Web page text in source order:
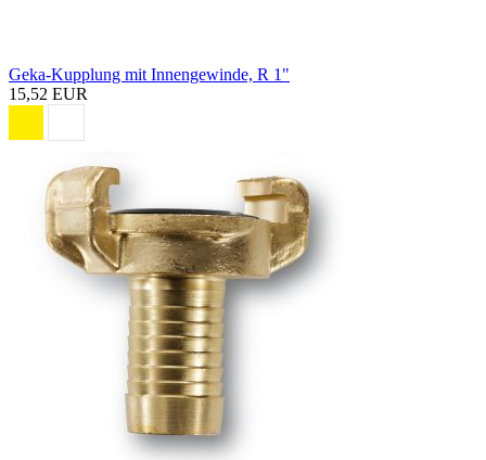
Geka-Kupplung mit Innengewinde, R 1"
15,52 EUR